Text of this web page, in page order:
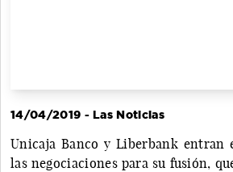
14/04/2019 - Las Noticias
Unicaja Banco y Liberbank
las negociaciones para su fusión,